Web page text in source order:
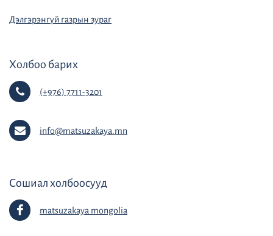
Дэлгэрэнгүй газрын зураг
Холбоо барих
(+976) 7711-3201
info@matsuzakaya.mn
Сошиал холбоосууд
matsuzakaya mongolia